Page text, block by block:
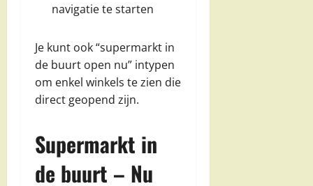
navigatie te starten
Je kunt ook “supermarkt in
de buurt open nu” intypen
om enkel winkels te zien die
direct geopend zijn.
Supermarkt in
de buurt – Nu